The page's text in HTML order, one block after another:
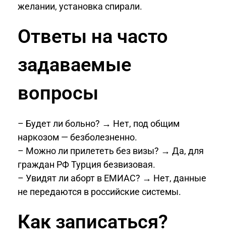
желании, установка спирали.
Ответы на часто
задаваемые
вопросы
– Будет ли больно? → Нет, под общим
наркозом — безболезненно.
– Можно ли прилететь без визы? → Да, для
граждан РФ Турция безвизовая.
– Увидят ли аборт в ЕМИАС? → Нет, данные
не передаются в российские системы.
Как записаться?